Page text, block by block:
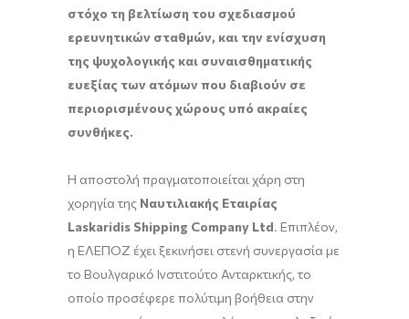
στόχο τη βελτίωση του σχεδιασμού
ερευνητικών σταθμών, και την ενίσχυση
της ψυχολογικής και συναισθηματικής
ευεξίας των ατόμων που διαβιούν σε
περιορισμένους χώρους υπό ακραίες
συνθήκες.
Η αποστολή πραγματοποιείται χάρη στη
χορηγία της Ναυτιλιακής Εταιρίας
Laskaridis Shipping Company Ltd. Επιπλέον,
η ΕΛΕΠΟΖ έχει ξεκινήσει στενή συνεργασία με
το Βουλγαρικό Ινστιτούτο Ανταρκτικής, το
οποίο προσέφερε πολύτιμη βοήθεια στην